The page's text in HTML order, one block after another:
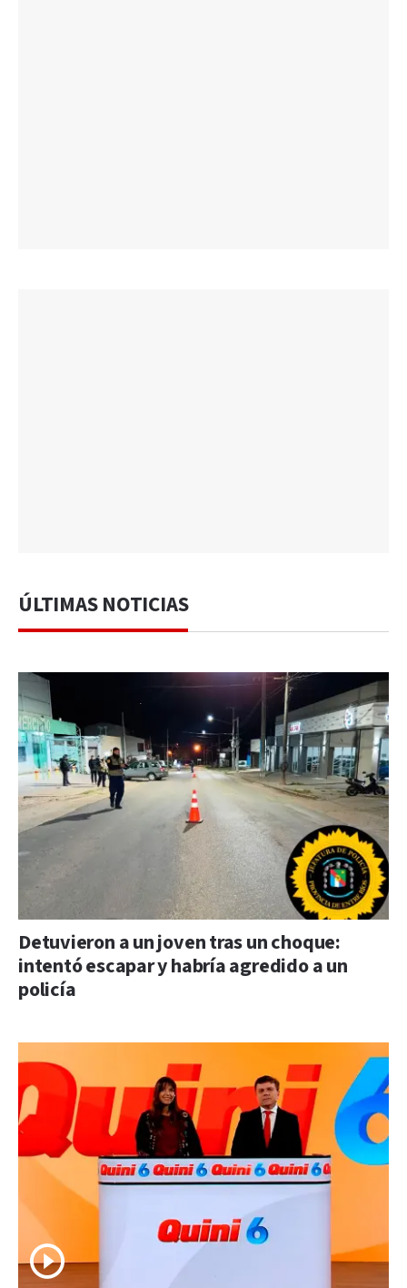
ÚLTIMAS NOTICIAS
Detuvieron a un joven tras un choque:
intentó escapar y habría agredido a un
policía